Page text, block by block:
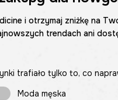
i otrzymaj zniżkę na
trendach ani
trafiało tylko to, co
Moda męska